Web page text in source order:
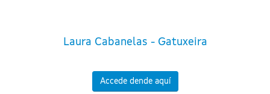
Laura Cabanelas - Gatuxeira
Accede dende aquí